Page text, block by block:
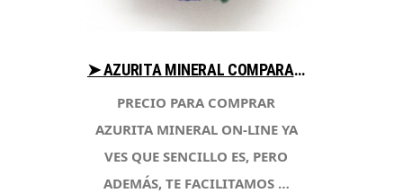
➤ AZURITA MINERAL COMPARA PRECIO PARA COMPRAR EN LIBRERIAESOTERICA.NET
PRECIO PARA COMPRAR
AZURITA MINERAL ON-LINE YA
VES QUE SENCILLO ES, PERO
ADEMÁS, TE FACILITAMOS …